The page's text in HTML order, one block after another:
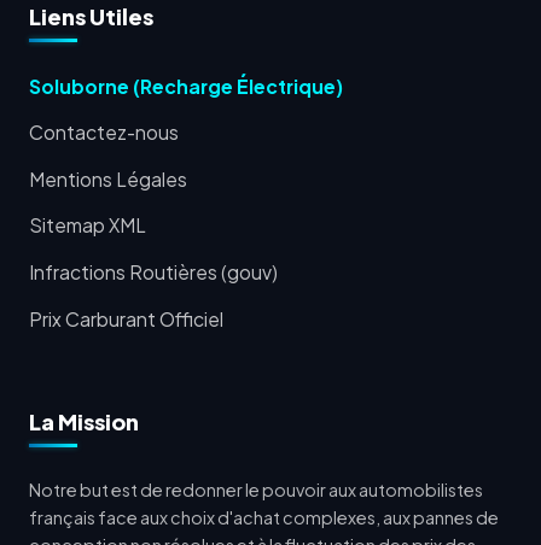
Liens Utiles
Soluborne (Recharge Électrique)
Contactez-nous
Mentions Légales
Sitemap XML
Infractions Routières (gouv)
Prix Carburant Officiel
La Mission
Notre but est de redonner le pouvoir aux automobilistes
français face aux choix d'achat complexes, aux pannes de